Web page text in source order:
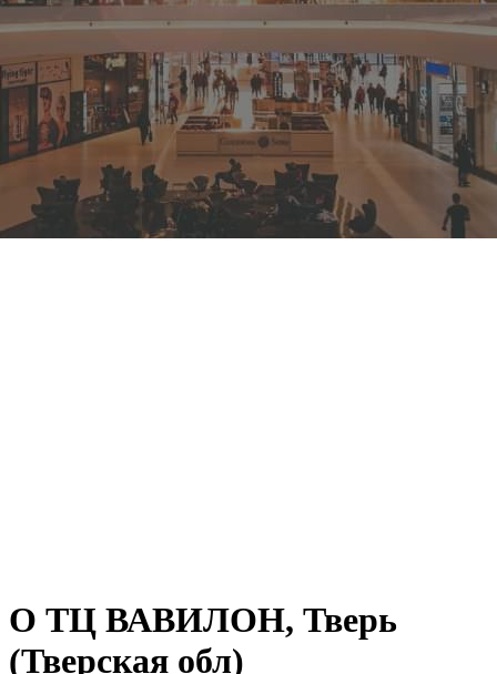
О ТЦ ВАВИЛОН, Тверь
(Тверская обл)